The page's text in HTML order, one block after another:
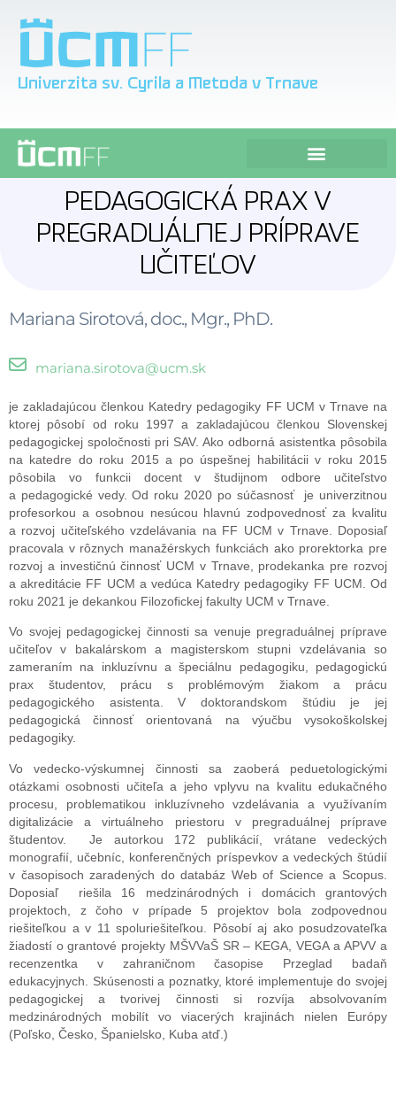
Univerzita sv. Cyrila a Metoda v Trnave
PEDAGOGICKÁ PRAX V
PREGRADUÁLNEJ PRÍPRAVE
UČITEĽOV
Mariana Sirotová, doc., Mgr., PhD.
mariana.sirotova@ucm.sk
je zakladajúcou členkou Katedry pedagogiky FF UCM v Trnave na
ktorej pôsobí od roku 1997 a zakladajúcou členkou Slovenskej
pedagogickej spoločnosti pri SAV. Ako odborná asistentka pôsobila
na katedre do roku 2015 a po úspešnej habilitácii v roku 2015
pôsobila vo funkcii docent v študijnom odbore učiteľstvo
a pedagogické vedy. Od roku 2020 po súčasnosť je univerzitnou
profesorkou a osobnou nesúcou hlavnú zodpovednosť za kvalitu
a rozvoj učiteľského vzdelávania na FF UCM v Trnave. Doposiaľ
pracovala v rôznych manažérskych funkciách ako prorektorka pre
rozvoj a investičnú činnosť UCM v Trnave, prodekanka pre rozvoj
a akreditácie FF UCM a vedúca Katedry pedagogiky FF UCM. Od
roku 2021 je dekankou Filozofickej fakulty UCM v Trnave.
Vo svojej pedagogickej činnosti sa venuje pregraduálnej príprave
učiteľov v bakalárskom a magisterskom stupni vzdelávania so
zameraním na inkluzívnu a špeciálnu pedagogiku, pedagogickú
prax študentov, prácu s problémovým žiakom a prácu
pedagogického asistenta. V doktorandskom štúdiu je jej
pedagogická činnosť orientovaná na výučbu vysokoškolskej
pedagogiky.
Vo vedecko-výskumnej činnosti sa zaoberá peduetologickými
otázkami osobnosti učiteľa a jeho vplyvu na kvalitu edukačného
procesu, problematikou inkluzívneho vzdelávania a využívaním
digitalizácie a virtuálneho priestoru v pregraduálnej príprave
študentov. Je autorkou 172 publikácií, vrátane vedeckých
monografií, učebníc, konferenčných príspevkov a vedeckých štúdií
v časopisoch zaradených do databáz Web of Science a Scopus.
Doposiaľ riešila 16 medzinárodných i domácich grantových
projektoch, z čoho v prípade 5 projektov bola zodpovednou
riešiteľkou a v 11 spoluriešiteľkou. Pôsobí aj ako posudzovateľka
žiadostí o grantové projekty MŠVVaŠ SR – KEGA, VEGA a APVV a
recenzentka v zahraničnom časopise Przeglad badaň
edukacyjnych. Skúsenosti a poznatky, ktoré implementuje do svojej
pedagogickej a tvorivej činnosti si rozvíja absolvovaním
medzinárodných mobilít vo viacerých krajinách nielen Európy
(Poľsko, Česko, Španielsko, Kuba atď.)